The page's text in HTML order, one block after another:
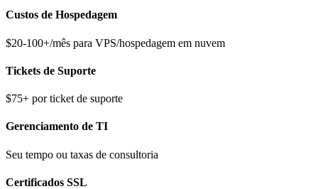
Custos de Hospedagem
$20-100+/mês para VPS/hospedagem em nuvem
Tickets de Suporte
$75+ por ticket de suporte
Gerenciamento de TI
Seu tempo ou taxas de consultoria
Certificados SSL